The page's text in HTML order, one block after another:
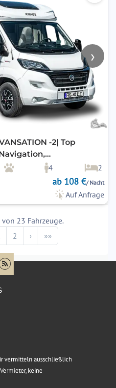
›
-2| Top
4
2
ab 108 €/ Nacht
Auf Anfrage
23 Fahrzeuge.
2 ›Next»»
vermitteln ausschließlich
keine